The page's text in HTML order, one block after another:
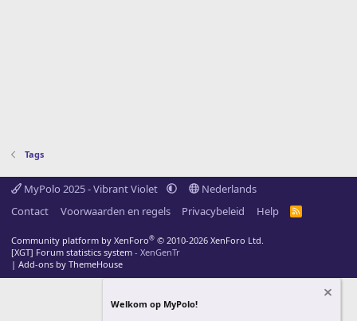
Tags
MyPolo 2025 - Vibrant Violet
Nederlands
Contact
Voorwaarden en regels Privacybeleid Help
R
S
Community platform by XenForo® © 2010-2026 XenForo Ltd.
[XGT] Forum statistics system - XenGenTr
| Add-ons by ThemeHouse
Welkom op MyPolo!